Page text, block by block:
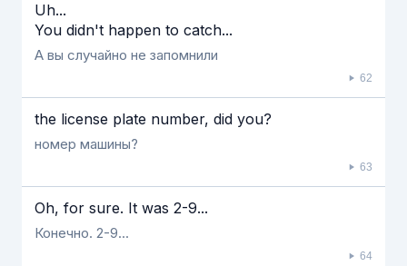
Uh...
You didn't happen to catch...
А вы случайно не запомнили
62
the license plate number, did you?
номер машины?
63
Oh, for sure. It was 2-9...
Конечно. 2-9...
64